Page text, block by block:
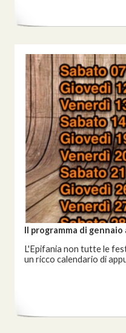
Il programma di
L'Epifania non tutte le
un ricco calendario di